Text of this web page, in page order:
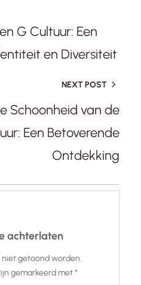
G Cultuur: Een
en Diversiteit
NEXT POST
Schoonheid van de
Een Betoverende
Ontdekking
achterlaten
getoond worden.
gemarkeerd met*